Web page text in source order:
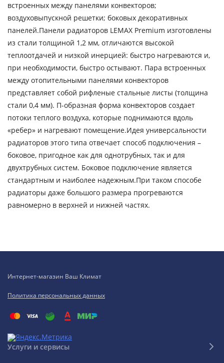
встроенных между панелями конвекторов;
воздуховыпускной решетки; боковых декоративных
панелей.Панели радиаторов LEMAX Premium изготовлены
из стали толщиной 1,2 мм, отличаются высокой
теплоотдачей и низкой инерцией: быстро нагреваются и,
при необходимости, быстро остывают. Пара встроенных
между отопительными панелями конвекторов
представляет собой рифленые стальные листы (толщина
стали 0,4 мм). П-образная форма конвекторов создает
потоки теплого воздуха, которые поднимаются вдоль
«ребер» и нагревают помещение.Идея универсальности
радиаторов этого типа отвечает способ подключения –
боковое, пригодное как для однотрубных, так и для
двухтрубных систем. Боковое подключение является
стандартным и наиболее надежным.При таком способе
радиаторы даже большого размера прогреваются
равномерно в верхней и нижней частях.
Интернет-магазин Ваш Климат
Политика персональных данных
Услуги и сервисы